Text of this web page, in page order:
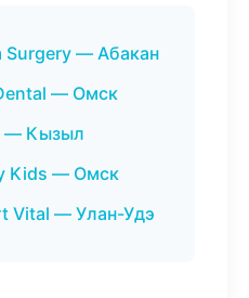
Surgery — Абакан
— Омск
— Кызыл
Kids — Омск
Vital — Улан-Удэ